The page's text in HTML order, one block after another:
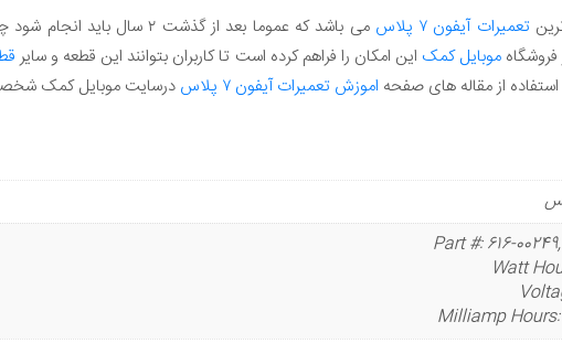
تعمیرات آیفون ۷ پلاس
می باشد که عموما بعد از گذشت ۲
موبایل کمک این امکان را فراهم کرده است تا کاربران بتوانند این قطعه و سایر
استفاده از مقاله های صفحه اموزش تعمیرات آیفون ۷ پلاس درسایت موبایل کمک شخصا
Part #: 616-
Watt
Milliamp Hours: